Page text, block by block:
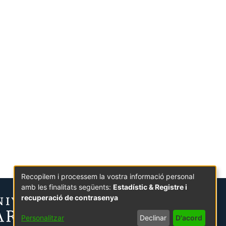
Recopilem i processem la vostra informació personal
amb les finalitats següents: Estadístic & Registre i
recuperació de contrasenya
Personalitzar Declinar D'acord